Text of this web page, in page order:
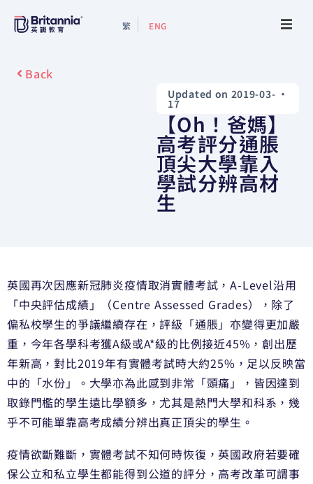
繁 ENG
Study Guide
Study Info
Back
Updated on 2019-03-
17
•
【Oh！爸媽】
高考評分通脹
頂尖大學靠入
學試分辨高材
生
英國再次因應新冠肺炎疫情取消實體考試，A-Level沿用
「中央評估成績」（Centre Assessed Grades），除了
偏私校學生的爭議繼續存在，評級「通脹」亦變得更加嚴
重，今年各學科考獲A級或A*級的比例接近45%，創出歷
年新高，對比2019年有實體考試時大約25%，足以反映當
中的「水份」。大學亦為此感到非常「頭痛」，皆因達到
取錄門檻的學生遠比學額多，尤其是熱門大學和科系，幾
乎不可能單靠高考成績分辨出真正頂尖的學生。
疫情欲斷難斷，實體考試不知何時恢復，英國政府若要確
保公立和私立學生都能得到公道的評分，高考改革可謂事